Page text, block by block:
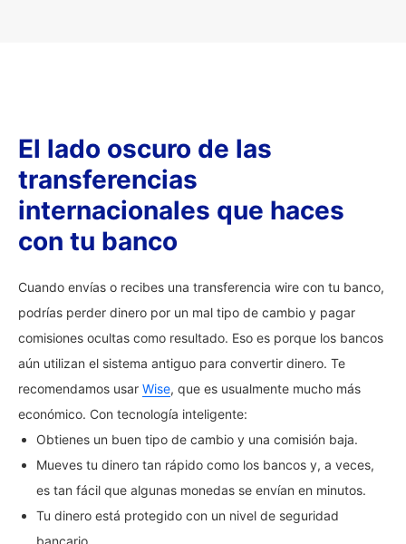
El lado oscuro de las
transferencias
internacionales que haces
con tu banco
Cuando envías o recibes una transferencia wire con tu banco,
podrías perder dinero por un mal tipo de cambio y pagar
comisiones ocultas como resultado. Eso es porque los bancos
aún utilizan el sistema antiguo para convertir dinero. Te
recomendamos usar Wise, que es usualmente mucho más
económico. Con tecnología inteligente:
Obtienes un buen tipo de cambio y una comisión baja.
Mueves tu dinero tan rápido como los bancos y, a veces,
es tan fácil que algunas monedas se envían en minutos.
Tu dinero está protegido con un nivel de seguridad
bancario.